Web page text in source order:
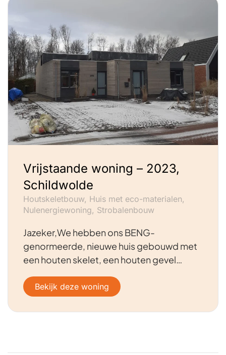
Vrijstaande woning – 2023,
Schildwolde
Houtskeletbouw, Huis met eco-materialen,
Nulenergiewoning, Strobalenbouw
Jazeker,We hebben ons BENG-
genormeerde, nieuwe huis gebouwd met
een houten skelet, een houten gevel…
Bekijk deze woning